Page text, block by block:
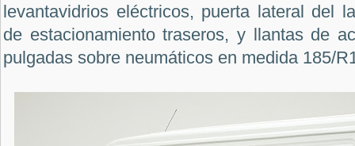
levantavidrios eléctricos, puerta lateral del
de estacionamiento traseros, y llantas de
pulgadas sobre neumáticos en medida 185/